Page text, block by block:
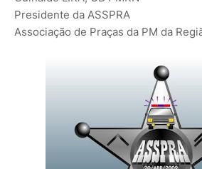
Presidente da ASSPRA
Associação de Praças da PM da